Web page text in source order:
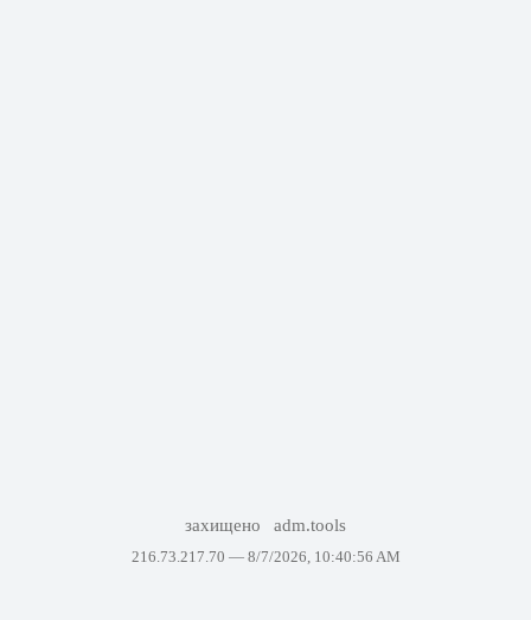
захищено adm.tools
216.73.217.70 — 8/7/2026, 10:40:56 AM